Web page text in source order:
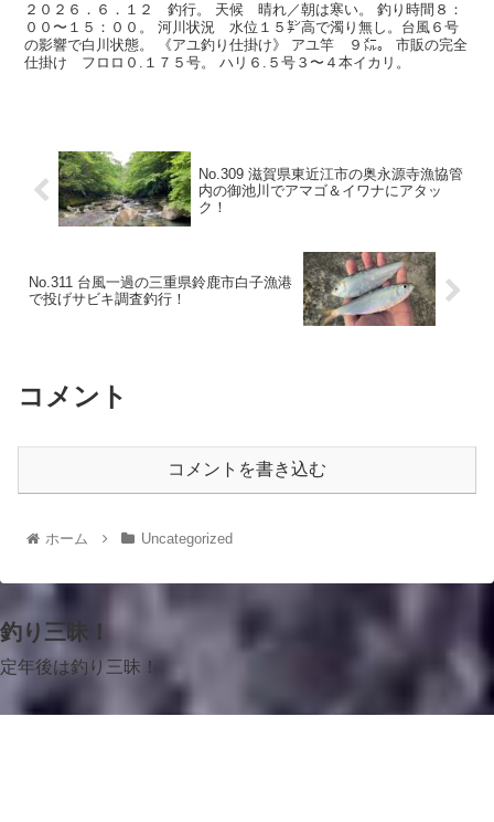
２０２６．６．１２ 釣行。 天候 晴れ／朝は寒い。 釣り時間８：
００〜１５：００。 河川状況 水位１５㌢高で濁り無し。台風６号
の影響で白川状態。 《アユ釣り仕掛け》 アユ竿 ９㍍。 市販の完全
仕掛け フロロ０.１７５号。 ハリ６.５号３〜４本イカリ。
No.309 滋賀県東近江市の奥永源寺漁協管
内の御池川でアマゴ＆イワナにアタッ
ク！
No.311 台風一過の三重県鈴鹿市白子漁港
で投げサビキ調査釣行！
コメント
コメントを書き込む
ホーム Uncategorized
釣り三昧！
定年後は釣り三昧！